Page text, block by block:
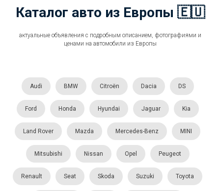
Каталог авто из Европы 🇪🇺
актуальные объявления с подробным описанием, фотографиями и
ценами на автомобили из Европы
Audi BMW Citroën Dacia DS
Ford Honda Hyundai Jaguar Kia
Land Rover Mazda Mercedes-Benz MINI
Mitsubishi Nissan Opel Peugeot
Renault Seat Skoda Suzuki Toyota